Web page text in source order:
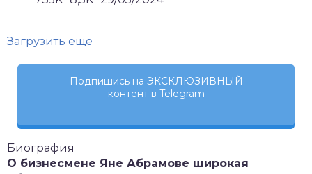
Загрузить еще
Подпишись на ЭКСКЛЮЗИВНЫЙ
контент в Telegram
Биография
О бизнесмене Яне Абрамове широкая